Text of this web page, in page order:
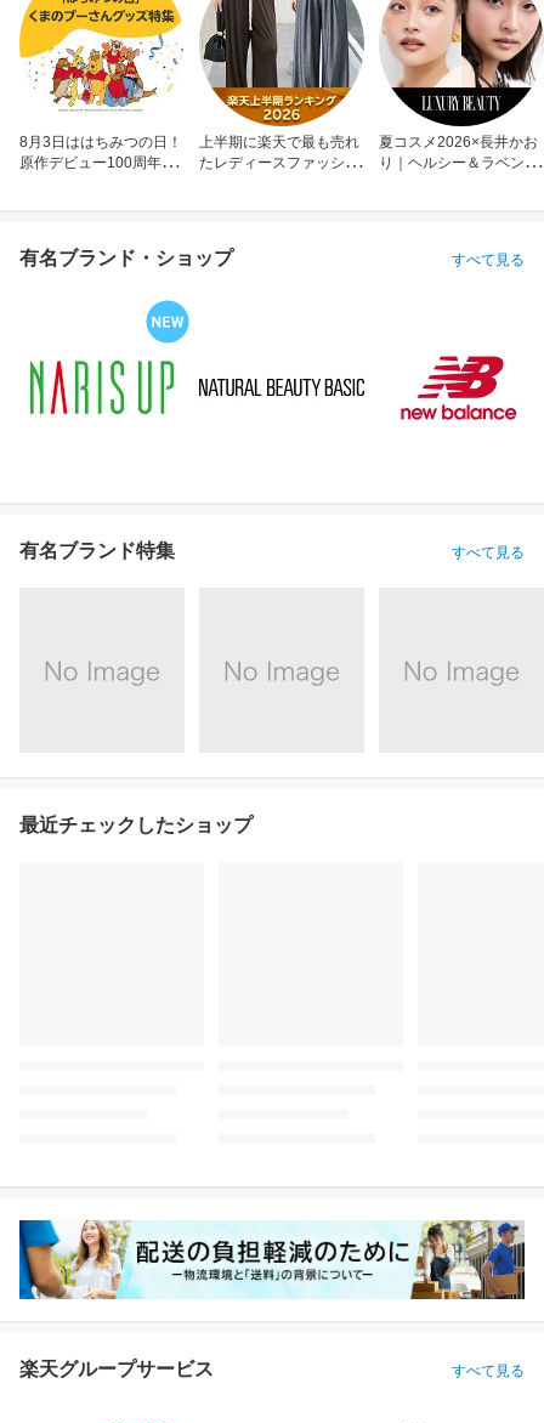
8月3日ははちみつの日！
原作デビュー100周年も
上半期に楽天で最も売れ
たレディースファッショ
夏コスメ2026×長井かお
り｜ヘルシー＆ラベンダ
有名ブランド・ショップ すべて見る
有名ブランド特集 すべて見る
最近チェックしたショップ
楽天グループサービス すべて見る